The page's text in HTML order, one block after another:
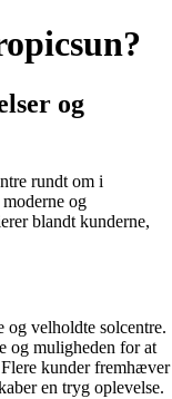
og
rundt om i
og
blandt kunderne,
og velholdte solcentre.
og muligheden for at
kunder fremhæver
en tryg oplevelse.